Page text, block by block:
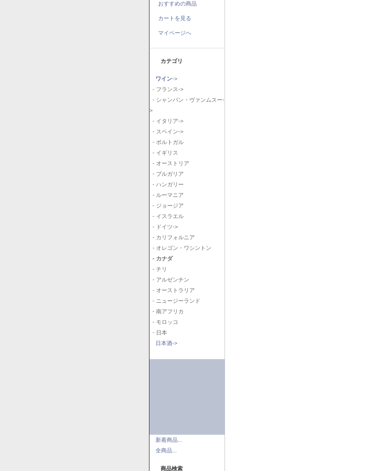
おすすめの商品
カートを見る
マイページへ
カテゴリ
ワイン->
- フランス->
- シャンパン・ヴァンムスー-
>
- イタリア->
- スペイン->
- ポルトガル
- イギリス
- オーストリア
- ブルガリア
- ハンガリー
- ルーマニア
- ジョージア
- イスラエル
- ドイツ->
- カリフォルニア
- オレゴン・ワシントン
- カナダ
- チリ
- アルゼンチン
- オーストラリア
- ニュージーランド
- 南アフリカ
- モロッコ
- 日本
日本酒->
新着商品...
全商品...
商品検索